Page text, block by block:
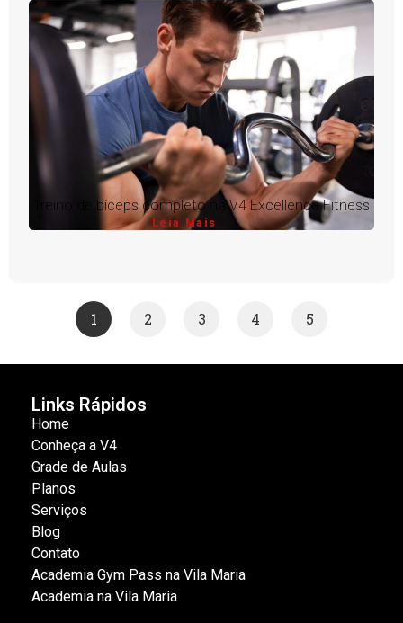
Treino de bíceps completo na V4 Excellence Fitness
Leia Mais
1 2 3 4 5
Links Rápidos
Home
Conheça a V4
Grade de Aulas
Planos
Serviços
Blog
Contato
Academia Gym Pass na Vila Maria
Academia na Vila Maria